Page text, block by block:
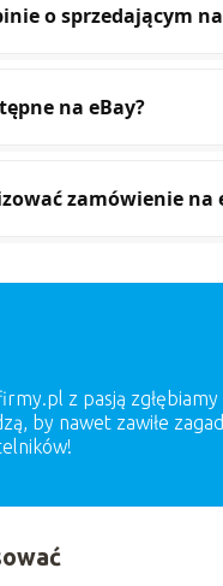
o sprzedającym
na eBay?
zamówienie na
z pasją
by nawet zawiłe